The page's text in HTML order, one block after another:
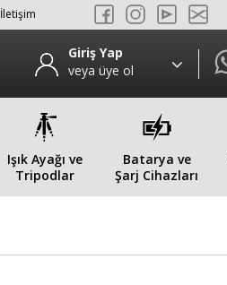
İletişim
Giriş Yap
veya üye ol
Işık Ayağı ve
Tripodlar
Batarya ve
Şarj Cihazları